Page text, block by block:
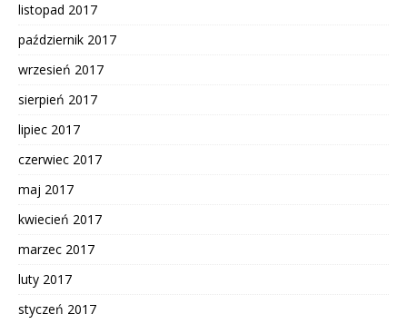
listopad 2017
październik 2017
wrzesień 2017
sierpień 2017
lipiec 2017
czerwiec 2017
maj 2017
kwiecień 2017
marzec 2017
luty 2017
styczeń 2017